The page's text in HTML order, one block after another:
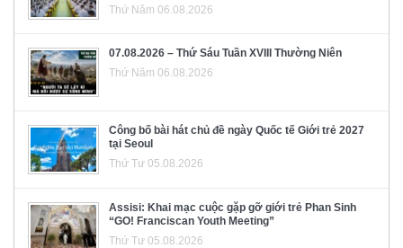
Thứ Năm 06.08.2026
07.08.2026 – Thứ Sáu Tuần XVIII Thường Niên
Thứ Năm 06.08.2026
Công bố bài hát chủ đề ngày Quốc tế Giới trẻ 2027
tại Seoul
Thứ Tư 05.08.2026
Assisi: Khai mạc cuộc gặp gỡ giới trẻ Phan Sinh
“GO! Franciscan Youth Meeting”
Thứ Tư 05.08.2026